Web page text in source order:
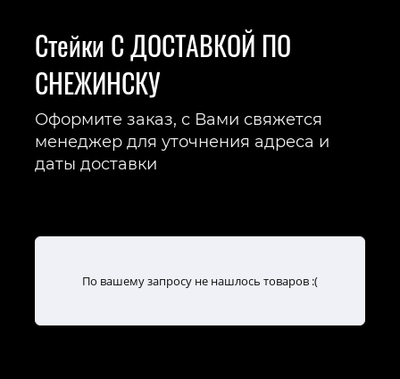
Стейки С ДОСТАВКОЙ ПО
СНЕЖИНСКУ
Оформите заказ, с Вами свяжется
менеджер для уточнения адреса и
даты доставки
По вашему запросу не нашлось товаров :(